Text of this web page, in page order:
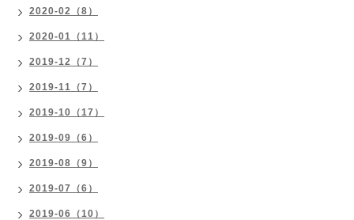
2020-02（8）
2020-01（11）
2019-12（7）
2019-11（7）
2019-10（17）
2019-09（6）
2019-08（9）
2019-07（6）
2019-06（10）